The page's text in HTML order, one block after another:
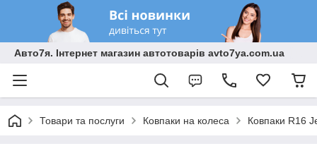
Авто7я. Інтернет магазин автотоварів avto7ya.com.ua
Товари та послуги Ковпаки на колеса Ковпаки R16